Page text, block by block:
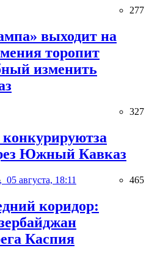
277
выходит на
торопит
изменить
327
Южный Кавказ
05 августа, 18:11 465
коридор:
Каспия